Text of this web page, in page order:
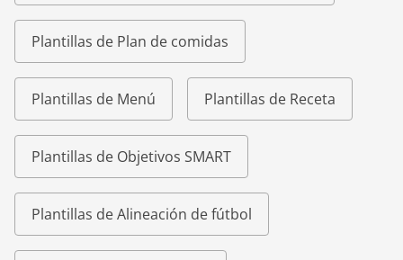
Plantillas de Plan de comidas
Plantillas de Menú Plantillas de Receta
Plantillas de Objetivos SMART
Plantillas de Alineación de fútbol